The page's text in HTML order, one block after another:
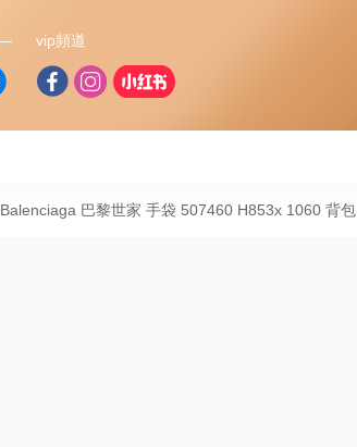
vip頻道
Balenciaga 巴黎世家 手袋 507460 H853x 1060 背包